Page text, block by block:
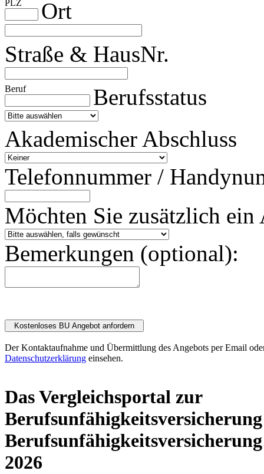
PLZ
Ort
Straße & HausNr.
Beruf
Berufsstatus
Akademischer Abschluss
Telefonnummer /
Möchten Sie zusätzlich ein
Bemerkungen (optional):
Der Kontaktaufnahme und Übermittlung des Angebots per Email
Datenschutzerklärung einsehen.
Das Vergleichsportal zur
2026